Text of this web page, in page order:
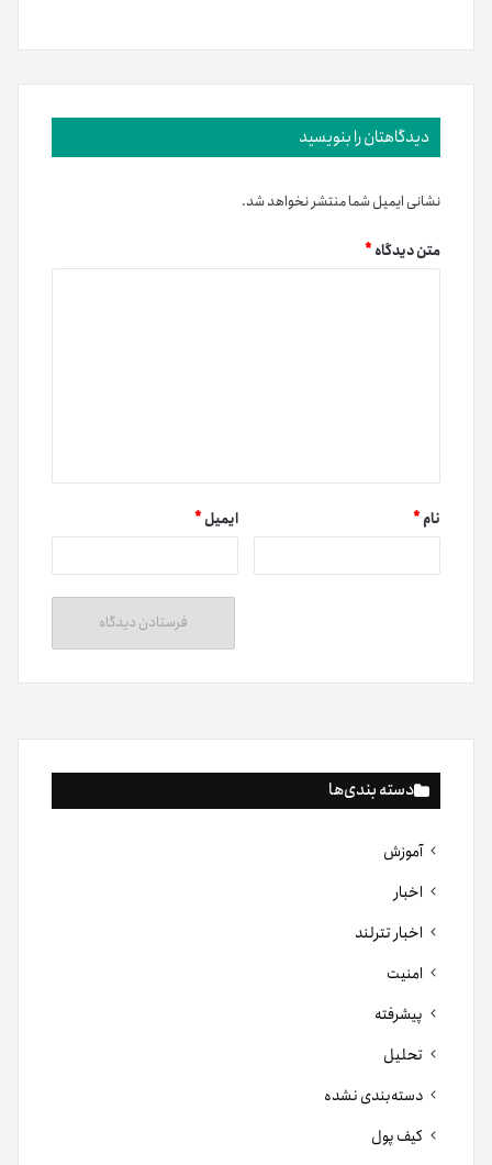
دسته بندی‌ها
آموزش
اخبار
اخبار تترلند
امنیت
پیشرفته
تحلیل
دسته‌بندی نشده
کیف پول
دیدگاهتان را بنویسید
نشانی ایمیل شما منتشر نخواهد شد.
متن دیدگاه*
نام* ایمیل*